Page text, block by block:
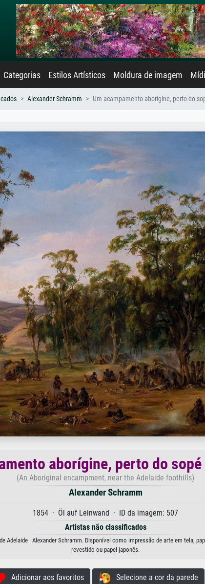
Categorias Estilos Artísticos Moldura de imagem
Alexander Schramm Um acampamento aborígine, perto do
aborígine, perto do
(An Aboriginal encampment, near the Adelaide foothills)
Alexander Schramm
1854 · Öl auf Leinwand · ID da imagem: 507
Artistas não classificados
Adelaide · Alexander Schramm. Disponível como impressão de arte em tela,
revestido ou papel japonês.
Adicionar aos favoritos Selecione a cor da parede